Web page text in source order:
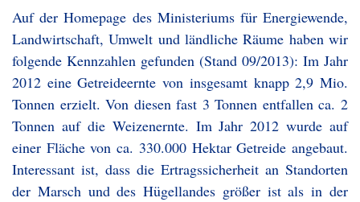
Auf der Homepage des Ministeriums für Energiewende,
Landwirtschaft, Umwelt und ländliche Räume haben wir
folgende Kennzahlen gefunden (Stand 09/2013): Im Jahr
2012 eine Getreideernte von insgesamt knapp 2,9 Mio.
Tonnen erzielt. Von diesen fast 3 Tonnen entfallen ca. 2
Tonnen auf die Weizenernte. Im Jahr 2012 wurde auf
einer Fläche von ca. 330.000 Hektar Getreide angebaut.
Interessant ist, dass die Ertragssicherheit an Standorten
der Marsch und des Hügellandes größer ist als in der